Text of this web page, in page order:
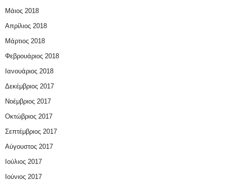
Μάιος 2018
Απρίλιος 2018
Μάρτιος 2018
Φεβρουάριος 2018
Ιανουάριος 2018
Δεκέμβριος 2017
Νοέμβριος 2017
Οκτώβριος 2017
Σεπτέμβριος 2017
Αύγουστος 2017
Ιούλιος 2017
Ιούνιος 2017